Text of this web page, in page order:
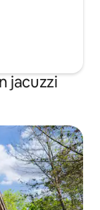
jacuzzi